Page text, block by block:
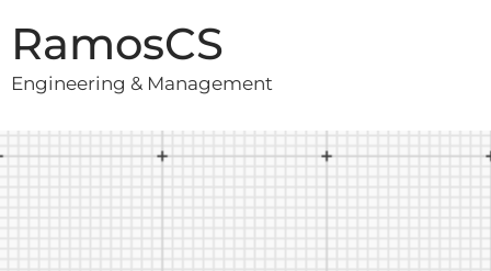
RamosCS
Engineering & Management